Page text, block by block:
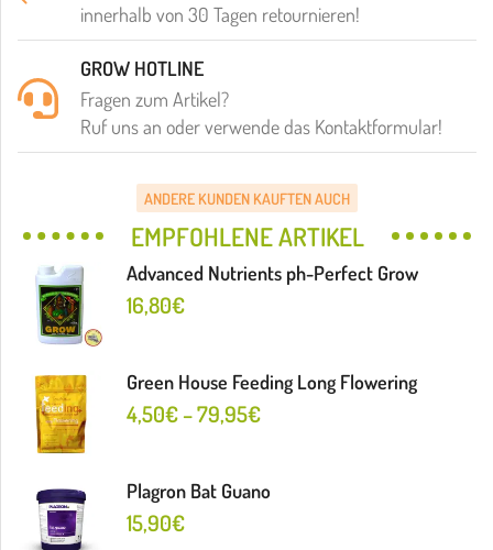
innerhalb von 30 Tagen retournieren!
GROW HOTLINE
Fragen zum Artikel?
Ruf uns an oder verwende das Kontaktformular!
ANDERE KUNDEN KAUFTEN AUCH
EMPFOHLENE ARTIKEL
Advanced Nutrients ph-Perfect Grow
16,80€
Green House Feeding Long Flowering
4,50€–79,95€
Plagron Bat Guano
15,90€